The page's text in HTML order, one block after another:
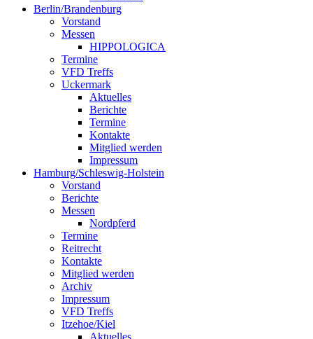
Berlin/Brandenburg
Vorstand
Messen
HIPPOLOGICA
Termine
VFD Treffs
Uckermark
Aktuelles
Berichte
Termine
Kontakte
Mitglied werden
Impressum
Hamburg/Schleswig-Holstein
Vorstand
Berichte
Messen
Nordpferd
Termine
Reitrecht
Kontakte
Mitglied werden
Archiv
Impressum
VFD Treffs
Itzehoe/Kiel
Aktuelles